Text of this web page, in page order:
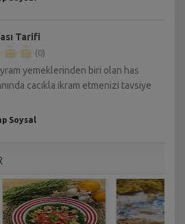
Tarifi
(0)
yemeklerinden biri olan has
cacıkla ikram etmenizi tavsiye
Soysal